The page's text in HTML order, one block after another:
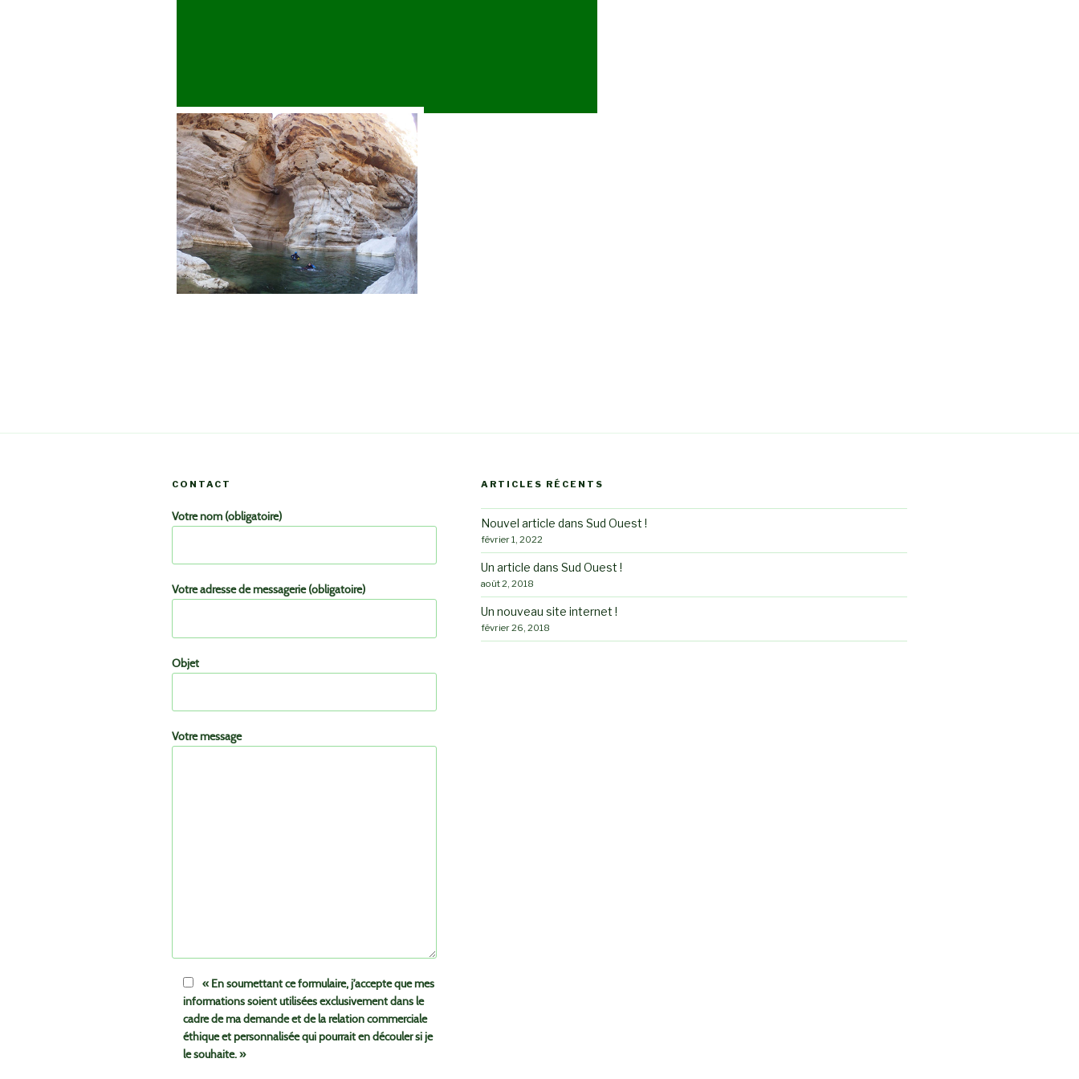
CONTACT
Votre nom (obligatoire)
Votre adresse de messagerie (obligatoire)
Objet
Votre message
« En soumettant ce formulaire, j’accepte que mes
informations soient utilisées exclusivement dans le
cadre de ma demande et de la relation commerciale
éthique et personnalisée qui pourrait en découler si je
le souhaite. »
ARTICLES RÉCENTS
Nouvel article dans Sud Ouest !
février 1, 2022
Un article dans Sud Ouest !
août 2, 2018
Un nouveau site internet !
février 26, 2018